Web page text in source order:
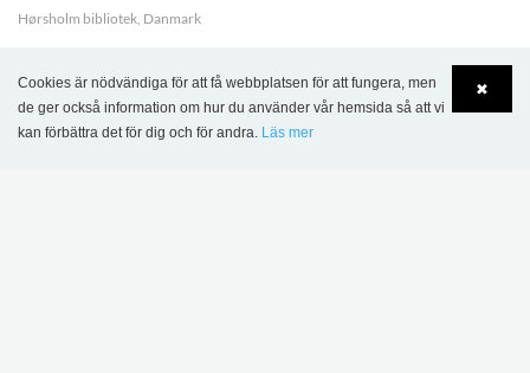
Hørsholm bibliotek, Danmark
✖
Cookies är nödvändiga för att få webbplatsen för att fungera, men
de ger också information om hur du använder vår hemsida så att vi
kan förbättra det för dig och för andra. Läs mer